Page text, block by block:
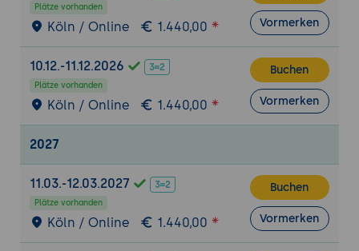
man einen kauft
Beispiele: Einfaches Datenqualitäts-
Dashboard, Mini-Data-Dictionary, Review-
Prozess für neue Felder / Tabellen
Echte Use Cases & Übungen
Anwendung des Gelernten auf eigene
Daten- und Teamkontexte
Plätze vorhanden
Köln / Online 1.440,00 Vormerken
10.12.-11.12.2026
Plätze vorhanden
Köln / Online 1.440,00
Buchen
Vormerken
2027
11.03.-12.03.2027
Plätze vorhanden
Köln / Online 1.440,00
Buchen
Vormerken